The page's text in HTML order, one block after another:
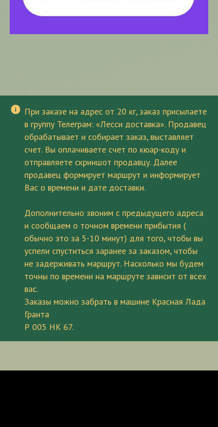
При заказе на адрес от 20 кг, заказ присылаете
в группу Телеграм: «Лесси доставка». Продавец
обрабатывает и собирает заказ, выставляет
счет. Вы оплачиваете счет по кюар-коду и
отправляете скриншот продавцу. Далее
продавец формирует маршрут и информирует
Вас о времени и дате доставки.
Дополнительно звоним с предыдущего адреса
и сообщаем о точном времени прибытия (
обычно это за 5-10 минут) для того, чтобы вы
успели спуститься заранее за заказом, чтобы
не задерживать маршрут. Насколько мы будем
точны по времени на маршруте зависит от всех
вас.
Заказы можно забрать в машине Красная Лада
Гранта
Р 005 НК 67.